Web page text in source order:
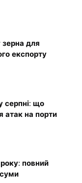
зерна для
експорту
серпні: що
атак на порти
повний